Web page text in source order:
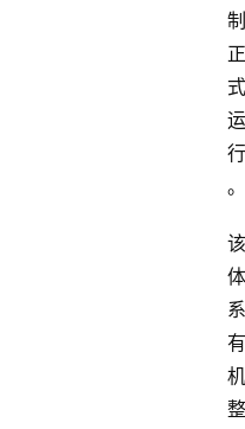
制
正
式
运
行
。
该
体
系
有
机
整